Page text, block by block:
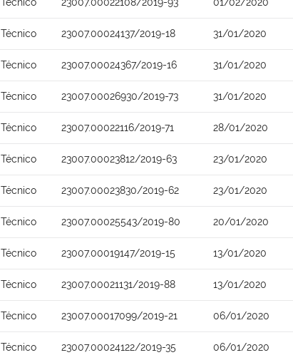
Técnico 23007.00024137/2019-18 31/01/2020
Técnico 23007.00024367/2019-16 31/01/2020
Técnico 23007.00026930/2019-73 31/01/2020
Técnico 23007.00022116/2019-71 28/01/2020
Técnico 23007.00023812/2019-63 23/01/2020
Técnico 23007.00023830/2019-62 23/01/2020
Técnico 23007.00025543/2019-80 20/01/2020
Técnico 23007.00019147/2019-15 13/01/2020
Técnico 23007.00021131/2019-88 13/01/2020
Técnico 23007.00017099/2019-21 06/01/2020
Técnico 23007.00024122/2019-35 06/01/2020